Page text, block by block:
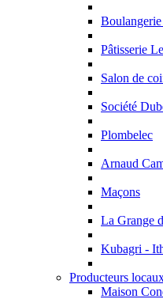
Pâtisserie
Salon de
Société
Plombelec
Arnaud
Maçons
La Grange
Kubagri -
Producteurs
Maison